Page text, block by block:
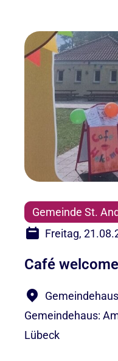
Gemeinde St.
Freitag,
Café welcome
Gemeindehaus:
Lübeck